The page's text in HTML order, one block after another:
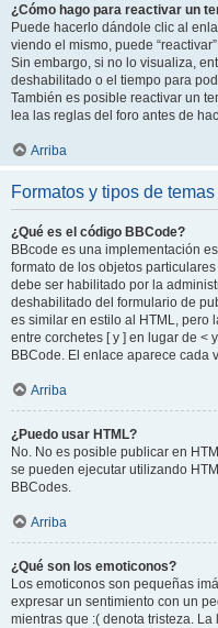
¿Cómo hago para reactivar un
Puede hacerlo dándole clic al
viendo el mismo, puede
Sin embargo, si no lo visualiza,
deshabilitado o el tiempo para
También es posible reactivar un
lea las reglas del foro antes de
Arriba
Formatos y tipos de temas
¿Qué es el código BBCode?
BBcode es una implementación
formato de los objetos
debe ser habilitado por la
deshabilitado del formulario de
es similar en estilo al HTML, pero
entre corchetes [ y ] en lugar de <
BBCode. El enlace aparece cada
Arriba
¿Puedo usar HTML?
No. No es posible publicar en
se pueden ejecutar utilizando
BBCodes.
Arriba
¿Qué son los emoticonos?
Los emoticonos son pequeñas
expresar un sentimiento con un
mientras que :( denota tristeza.